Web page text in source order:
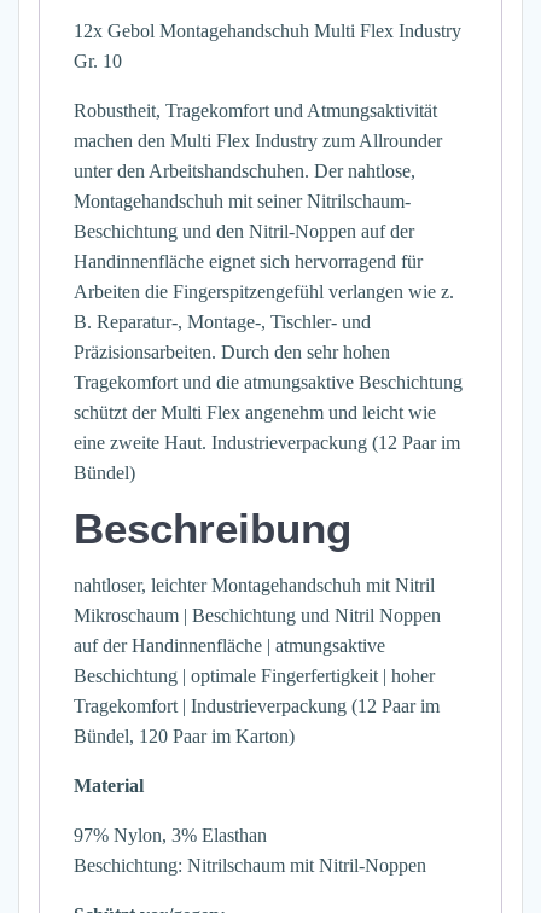
12x Gebol Montagehandschuh Multi Flex Industry
Gr. 10
Robustheit, Tragekomfort und Atmungsaktivität
machen den Multi Flex Industry zum Allrounder
unter den Arbeitshandschuhen. Der nahtlose,
Montagehandschuh mit seiner Nitrilschaum-
Beschichtung und den Nitril-Noppen auf der
Handinnenfläche eignet sich hervorragend für
Arbeiten die Fingerspitzengefühl verlangen wie z.
B. Reparatur-, Montage-, Tischler- und
Präzisionsarbeiten. Durch den sehr hohen
Tragekomfort und die atmungsaktive Beschichtung
schützt der Multi Flex angenehm und leicht wie
eine zweite Haut. Industrieverpackung (12 Paar im
Bündel)
Beschreibung
nahtloser, leichter Montagehandschuh mit Nitril
Mikroschaum | Beschichtung und Nitril Noppen
auf der Handinnenfläche | atmungsaktive
Beschichtung | optimale Fingerfertigkeit | hoher
Tragekomfort | Industrieverpackung (12 Paar im
Bündel, 120 Paar im Karton)
Material
97% Nylon, 3% Elasthan
Beschichtung: Nitrilschaum mit Nitril-Noppen